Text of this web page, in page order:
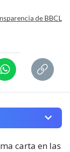
de BBCL
carta en las